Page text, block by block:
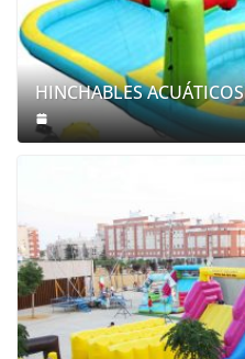
HINCHABLES ACUÁTICOS